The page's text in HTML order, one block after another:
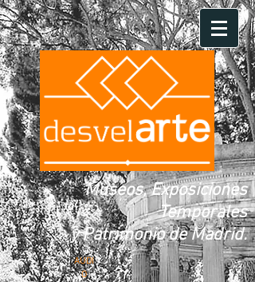
Museos, Exposiciones
Temporales
y Patrimonio de Madrid.
AUDI
O